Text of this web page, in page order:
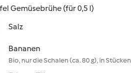
Gemüsebrühe (für 0,5 l)
Salz
Bananen
Bio, nur die Schalen (ca. 80 g), in Stücken